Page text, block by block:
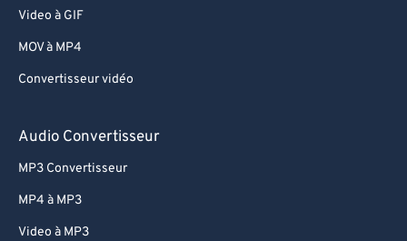
Video à GIF
MOV à MP4
Convertisseur vidéo
Audio Convertisseur
MP3 Convertisseur
MP4 à MP3
Video à MP3